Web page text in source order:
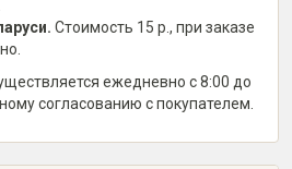
Стоимость 15 р., при заказе
ежедневно с 8:00 до
согласованию с покупателем.